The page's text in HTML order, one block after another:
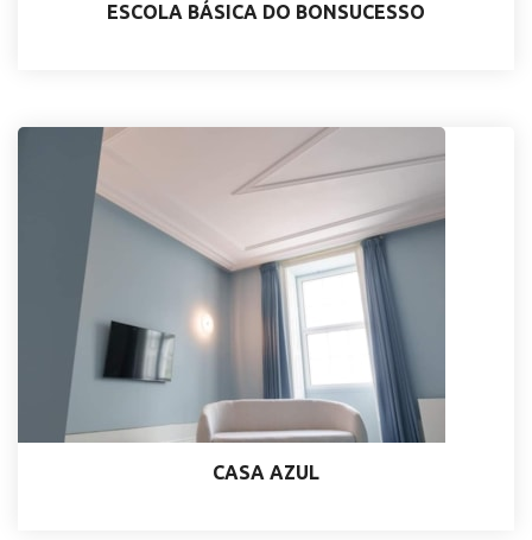
ESCOLA BÁSICA DO BONSUCESSO
CASA AZUL